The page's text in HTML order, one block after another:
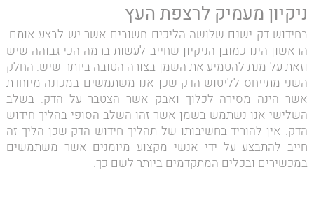
ניקיון מעמיק לרצפת העץ
בחידוש דק ישנם שלושה הליכים חשובים אשר יש לבצע אותם.
הראשון הינו כמובן הניקיון שחייב לעשות ברמה הכי גבוהה שיש
וזאת על מנת להטמיע את השמן בצורה הטובה ביותר שיש. החלק
השני מתייחס לליטוש הדק שכן אנו משתמשים במכונה מיוחדת
אשר הינה מסירה לכלוך ואבק אשר הצטבר על הדק. בשלב
השלישי אנו נשתמש בשמן אשר זהו השלב הסופי בהליך חידוש
הדק. אין להוריד בחשיבותו של תהליך חידוש הדק שכן הליך זה
חייב להתבצע על ידי אנשי מקצוע מיומנים אשר משתמשים
במכשירים ובכלים המתקדמים ביותר לשם כך.